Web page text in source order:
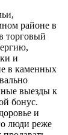
районе в
торговый
и
в каменных
выезды к
бонус.
и
люди реже